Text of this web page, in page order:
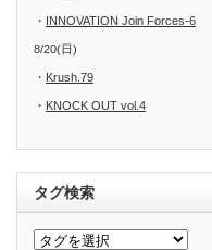
・ INNOVATION Join Forces-6
8/20(日)
・ Krush.79
・ KNOCK OUT vol.4
タグ検索